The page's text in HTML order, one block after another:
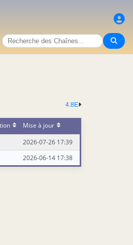
4.8E
Mise à jour
2026-07-26 17:39
2026-06-14 17:38